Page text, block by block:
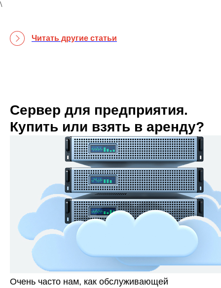
\
Читать другие статьи
Сервер для предприятия.
Купить или взять в аренду?
Очень часто нам, как обслуживающей